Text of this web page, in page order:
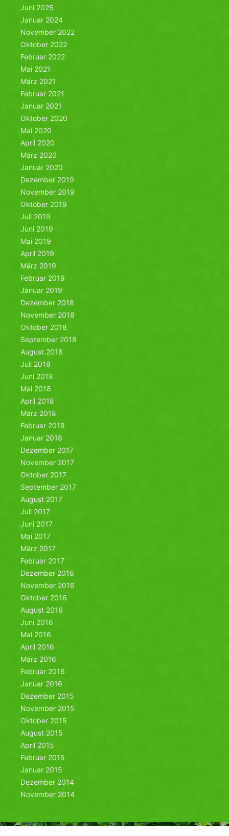
Juni 2025
Januar 2024
November 2022
Oktober 2022
Februar 2022
Mai 2021
März 2021
Februar 2021
Januar 2021
Oktober 2020
Mai 2020
April 2020
März 2020
Januar 2020
Dezember 2019
November 2019
Oktober 2019
Juli 2019
Juni 2019
Mai 2019
April 2019
März 2019
Februar 2019
Januar 2019
Dezember 2018
November 2018
Oktober 2018
September 2018
August 2018
Juli 2018
Juni 2018
Mai 2018
April 2018
März 2018
Februar 2018
Januar 2018
Dezember 2017
November 2017
Oktober 2017
September 2017
August 2017
Juli 2017
Juni 2017
Mai 2017
März 2017
Februar 2017
Dezember 2016
November 2016
Oktober 2016
August 2016
Juni 2016
Mai 2016
April 2016
März 2016
Februar 2016
Januar 2016
Dezember 2015
November 2015
Oktober 2015
August 2015
April 2015
Februar 2015
Januar 2015
Dezember 2014
November 2014